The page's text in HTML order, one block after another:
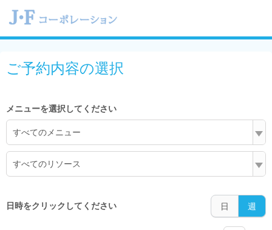
ご予約内容の選択
メニューを選択してください
すべてのメニュー
すべてのリソース
日時をクリックしてください 日 週
4:00
5:00
6:00